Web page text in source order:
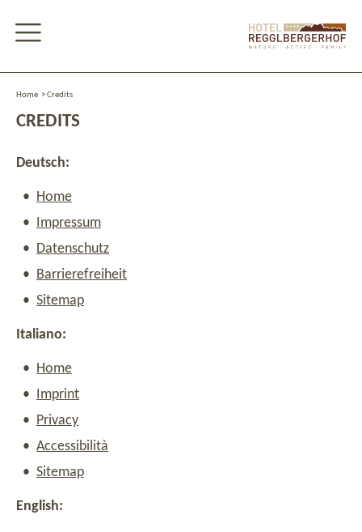
Home >Credits
CREDITS
Deutsch:
Home
Impressum
Datenschutz
Barrierefreiheit
Sitemap
Italiano:
Home
Imprint
Privacy
Accessibilità
Sitemap
English: